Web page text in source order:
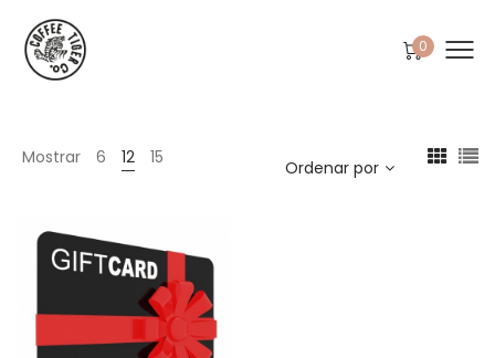
0
Mostrar 6 12 15 Ordenar por